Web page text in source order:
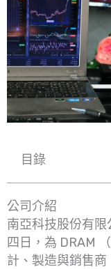
目錄
公司介紹
南亞科技股份有
四日，為 DRAM
計、製造與銷售